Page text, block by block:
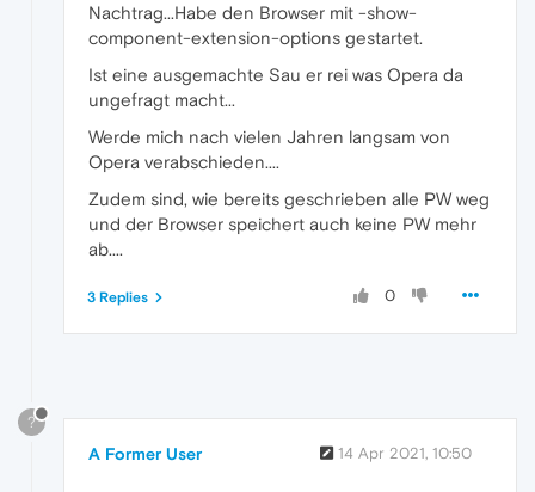
Nachtrag...Habe den Browser mit -show-
component-extension-options gestartet.
Ist eine ausgemachte Sau er rei was Opera da
ungefragt macht...
Werde mich nach vielen Jahren langsam von
Opera verabschieden....
Zudem sind, wie bereits geschrieben alle PW weg
und der Browser speichert auch keine PW mehr
ab....
0
3 Replies
?
A Former User 14 Apr 2021, 10:50